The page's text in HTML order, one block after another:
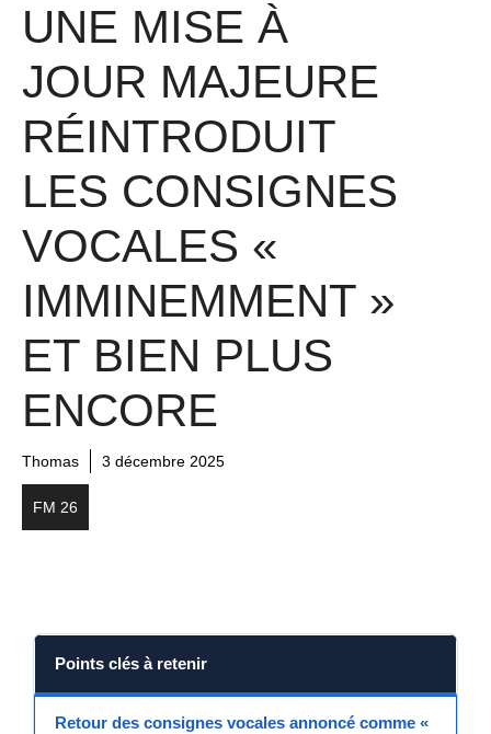
UNE MISE À
JOUR MAJEURE
RÉINTRODUIT
LES CONSIGNES
VOCALES «
IMMINEMMENT »
ET BIEN PLUS
ENCORE
Thomas 3 décembre 2025
FM 26
Points clés à retenir
Retour des consignes vocales annoncé comme «